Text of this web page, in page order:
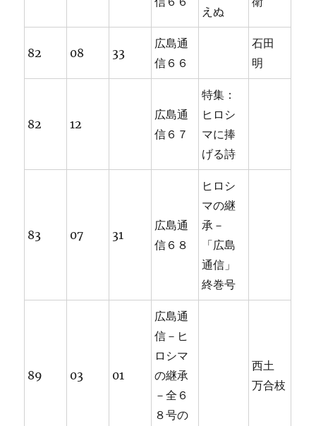
えぬ
82 08 33
広島通
信６６
石田
明
82 12
広島通
信６７
特集：
ヒロシ
マに捧
げる詩
83 07 31
広島通
信６８
ヒロシ
マの継
承－
「広島
通信」
終巻号
89 03 01
広島通
信－ヒ
ロシマ
の継承
－全６
８号の
西土
万合枝